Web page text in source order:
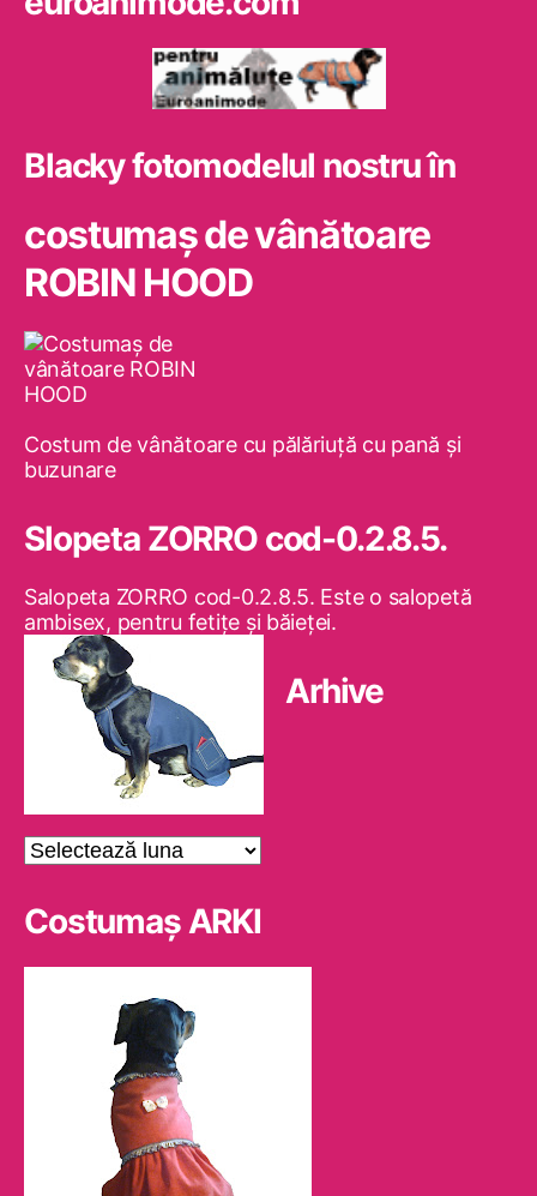
Blacky fotomodelul nostru în
costumaş de vânătoare
ROBIN HOOD
Costum de vânătoare cu pălăriuţă cu pană şi
buzunare
Slopeta ZORRO cod-0.2.8.5.
Salopeta ZORRO cod-0.2.8.5. Este o salopetă
ambisex, pentru fetiţe şi băieţei.
Arhive
Arhive
Costumaş ARKI